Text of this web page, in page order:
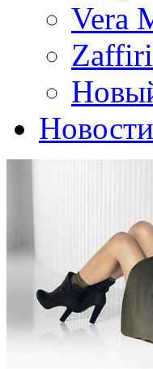
Vera
Zaffiri
Новости